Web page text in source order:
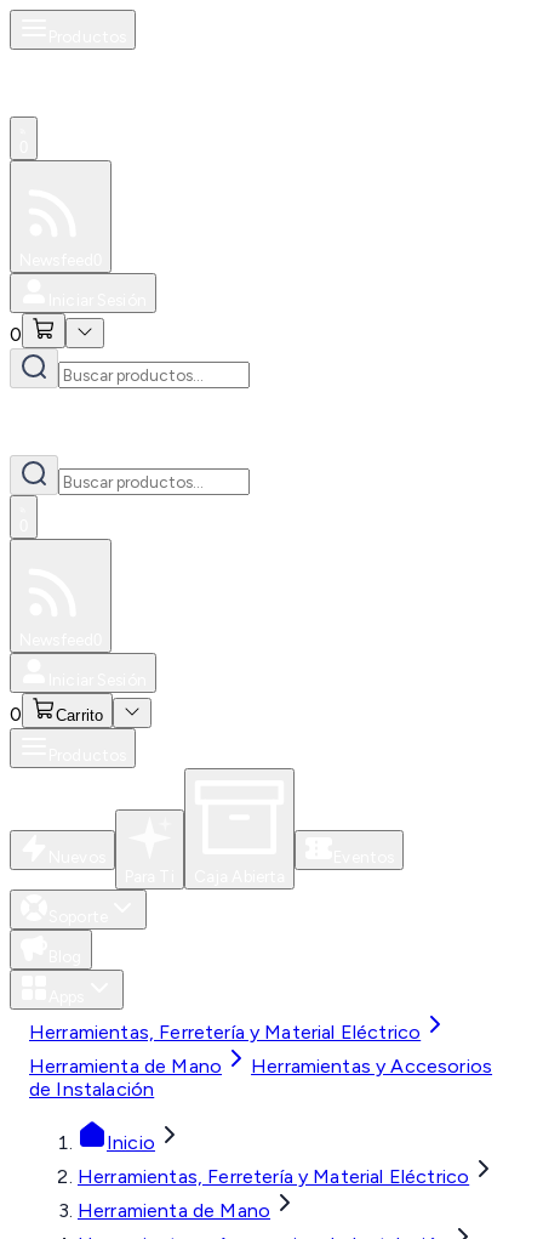
0
0 Carrito
Herramientas, Ferretería y Material Eléctrico
Herramienta de Mano
Herramientas y Accesorios
de Instalación
Inicio
Herramientas, Ferretería y Material Eléctrico
Herramienta de Mano